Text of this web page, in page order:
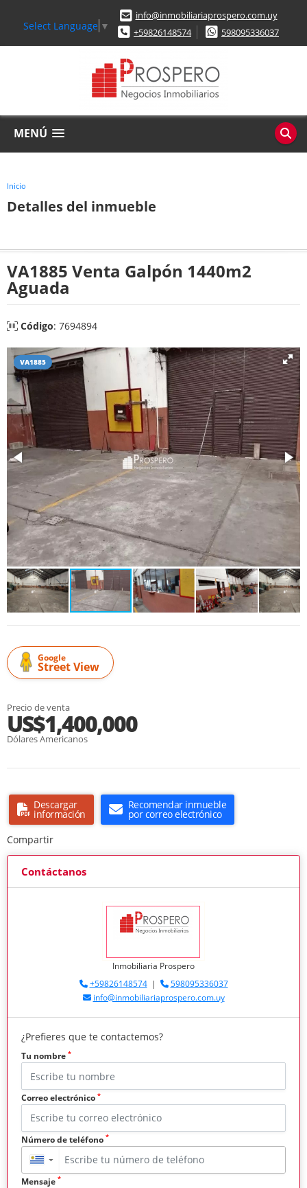
Select Language ▼
info@inmobiliariaprospero.com.uy
+59826148574
598095336037
MENÚ
Inicio
Detalles del inmueble
VA1885 Venta Galpón 1440m2
Aguada
Código: 7694894
VA1885
Google
Street View
Precio de venta
US$1,400,000
Dólares Americanos
Descargar
información
Recomendar inmueble
por correo electrónico
Compartir
Contáctanos
Inmobiliaria Prospero
+59826148574|
598095336037
info@inmobiliariaprospero.com.uy
¿Prefieres que te contactemos?
Tu nombre *
Correo electrónico *
Número de teléfono *
▼
Mensaje *